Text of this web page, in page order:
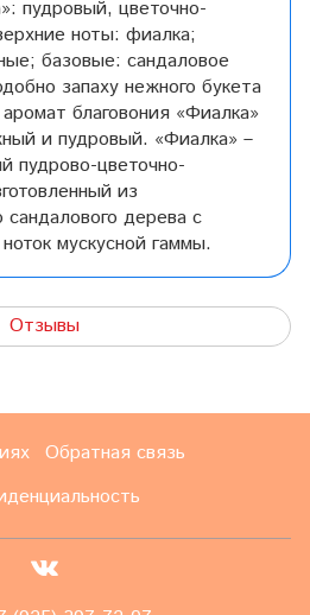
пудровый, цветочно-
ноты: фиалка;
базовые: сандаловое
запаху нежного букета
благовония «Фиалка»
и пудровый. «Фиалка» –
пудрово-цветочно-
из
сандалового дерева с
мускусной гаммы.
Отзывы
Обратная связь